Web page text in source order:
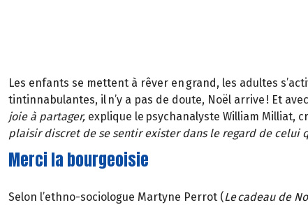
Les enfants se mettent à rêver en grand, les adultes
tintinnabulantes, il n’y a pas de doute, Noël arrive ! Et
joie à partager, explique le psychanalyste William Milliat,
plaisir discret de se sentir exister dans le regard de celui
Merci la bourgeoisie
Selon l’ethno-sociologue Martyne Perrot (Le cadeau de